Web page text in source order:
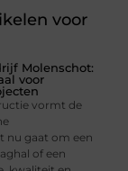
voor
Molenschot:
voor
vormt de
nu gaat om een
of een